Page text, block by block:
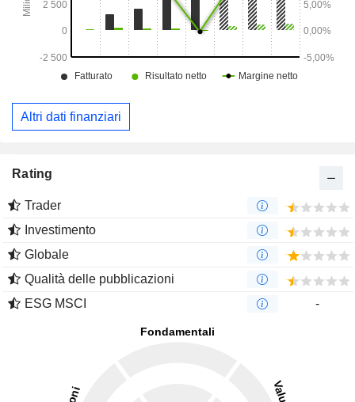
Altri dati finanziari
Rating
Trader
Investimento
Globale
Qualità delle pubblicazioni
ESG MSCI
-